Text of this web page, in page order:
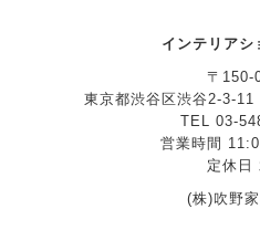
インテリア
〒150-
東京都渋谷区渋谷2-3-
TEL 03-
営業時間
定休日
(株)吹野